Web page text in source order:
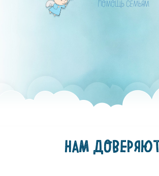
ПОМОЩЬ СЕМЬЯМ
НАМ ДОВЕРЯЮТ